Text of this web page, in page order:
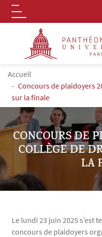
Aller au contenu principal
Logo
FIL D'ARIANE
Accueil
Concours de plaidoyers
sur la finale
CONCOURS DE
COLLÈGE DE
LA
Le lundi 23 juin 2025 s’est
concours de plaidoyers